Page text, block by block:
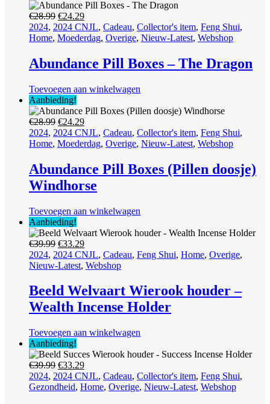
€28.99 Oorspronkelijke
prijs
was:
€24.29Huidige
prijs
is:
2024, 2024 CNJL, Cadeau, Collector's item, Feng Shui,
Home, Moederdag, Overige, Nieuw-Latest, Webshop
Abundance Pill Boxes – The Dragon
Toevoegen aan winkelwagen
Aanbieding!
€28.99 Oorspronkelijke
prijs
was:
€24.29Huidige
prijs
is:
2024, 2024 CNJL, Cadeau, Collector's item, Feng Shui,
Home, Moederdag, Overige, Nieuw-Latest, Webshop
Abundance Pill Boxes (Pillen doosje)
Windhorse
Toevoegen aan winkelwagen
Aanbieding!
€39.99 Oorspronkelijke
prijs
was:
€33.29Huidige
prijs
is:
2024, 2024 CNJL, Cadeau, Feng Shui, Home, Overige,
Nieuw-Latest, Webshop
Beeld Welvaart Wierook houder –
Wealth Incense Holder
Toevoegen aan winkelwagen
Aanbieding!
€39.99 Oorspronkelijke
prijs
was:
€33.29Huidige
prijs
is:
2024, 2024 CNJL, Cadeau, Collector's item, Feng Shui,
Gezondheid, Home, Overige, Nieuw-Latest, Webshop